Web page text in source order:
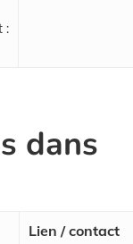
:
dans
Lien / contact